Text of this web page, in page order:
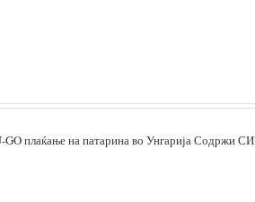
плаќање на патарина во Унгарија Содржи